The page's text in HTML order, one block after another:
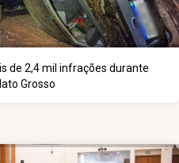
de 2,4 mil infrações durante
Grosso